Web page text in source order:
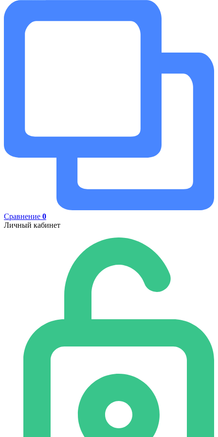
Сравнение 0
Личный кабинет